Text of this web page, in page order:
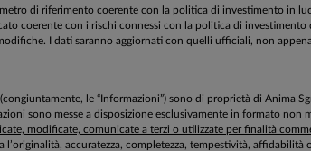
di riferimento coerente con la politica di investimento in
coerente con i rischi connessi con la politica di investimento
I dati saranno aggiornati con quelli ufficiali, non
le “Informazioni”) sono di proprietà di Anima
sono messe a disposizione esclusivamente in formato non
modificate, comunicate a terzi o utilizzate per finalità
accuratezza, completezza, tempestività, affidabilità